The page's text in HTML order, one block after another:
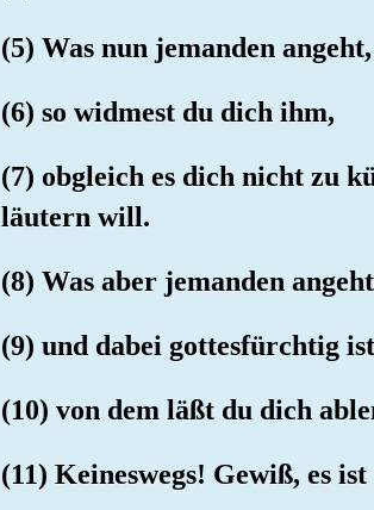
(5) Was nun jemanden
(6) so widmest du dich ihm,
(7) obgleich es dich nicht zu
läutern will.
(8) Was aber jemanden
(9) und dabei gottesfürchtig
(10) von dem läßt du dich
(11) Keineswegs! Gewiß, es